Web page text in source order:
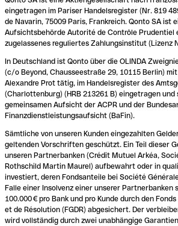
eingetragen im Pariser Handelsregister (Nr. 819
de Navarin, 75009 Paris, Frankreich. Qonto SA ist
Aufsichtsbehörde Autorité de Contrôle Prudentiel
zugelassenes reguliertes Zahlungsinstitut (Lizenz
In Deutschland ist Qonto über die OLINDA
(c/o Beyond, Chausseestraße 29, 10115 Berlin)
Alexandre Prot tätig, im Handelsregister des
(Charlottenburg) (HRB 213261 B) eingetragen
gemeinsamen Aufsicht der ACPR und der
Finanzdienstleistungsaufsicht (BaFin).
Sämtliche von unseren Kunden eingezahlten
geltenden Vorschriften geschützt. Ein Teil dieser
unseren Partnerbanken (Crédit Mutuel Arkéa,
Rothschild Martin Maurel) aufbewahrt oder in
investiert, deren Fondsanteile bei Société
Falle einer Insolvenz einer unserer Partnerbanken
100.000 € pro Bank und pro Kunde durch den
et de Résolution (FGDR) abgesichert. Der
wird vollständig durch zwei unabhängige